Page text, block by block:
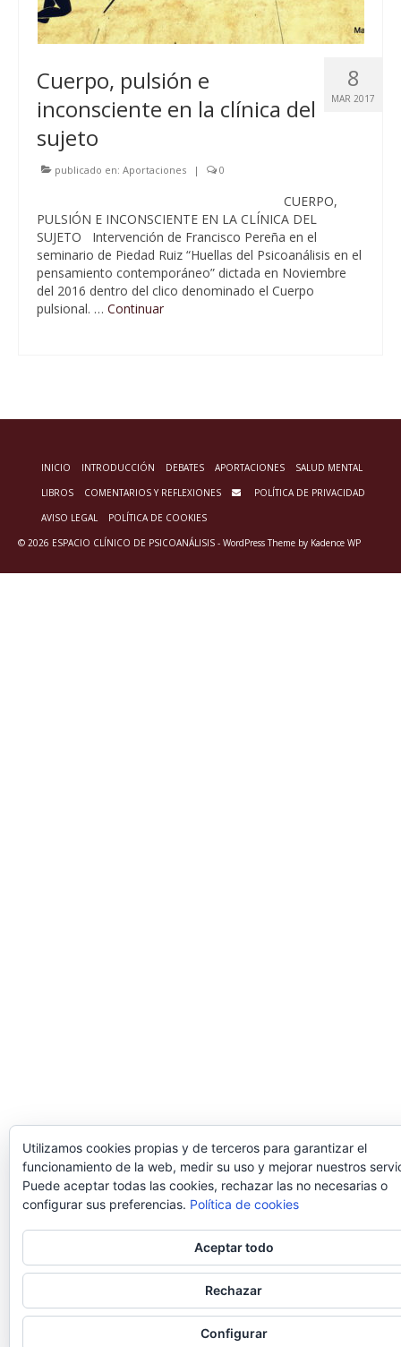
8
MAR 2017
Cuerpo, pulsión e
inconsciente en la clínica del
sujeto
publicado en: Aportaciones | 0
CUERPO,
PULSIÓN E INCONSCIENTE EN LA CLÍNICA DEL
SUJETO Intervención de Francisco Pereña en el
seminario de Piedad Ruiz “Huellas del Psicoanálisis en el
pensamiento contemporáneo” dictada en Noviembre
del 2016 dentro del clico denominado el Cuerpo
pulsional. … Continuar
INICIO INTRODUCCIÓN DEBATES APORTACIONES
SALUD MENTAL
LIBROS
COMENTARIOS Y REFLEXIONES
POLÍTICA DE PRIVACIDAD
AVISO LEGAL
POLÍTICA DE COOKIES
© 2026 ESPACIO CLÍNICO DE PSICOANÁLISIS - WordPress Theme by Kadence WP
Utilizamos cookies propias y de terceros para garantizar el
funcionamiento de la web, medir su uso y mejorar nuestros
Puede aceptar todas las cookies, rechazar las no necesarias o
configurar sus preferencias. Política de cookies
Aceptar todo
Rechazar
Configurar